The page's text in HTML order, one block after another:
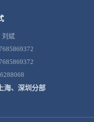
刘斌
海、深圳分部